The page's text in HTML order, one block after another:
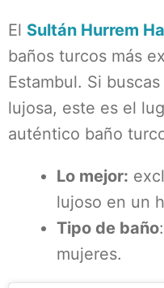
El Sultán Hurrem
baños turcos más
Estambul. Si
lujosa, este es el
auténtico baño
Lo mejor:
lujoso en un
Tipo de baño
mujeres.